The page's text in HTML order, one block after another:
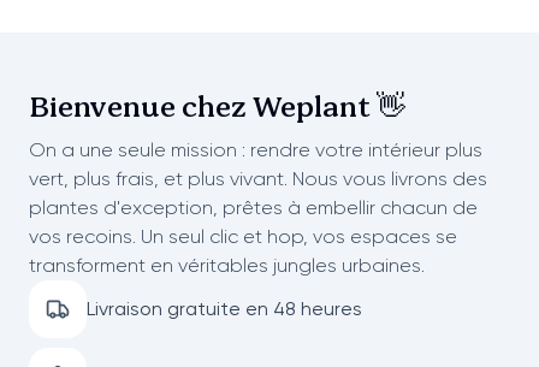
Bienvenue chez Weplant 👋
On a une seule mission : rendre votre intérieur plus
vert, plus frais, et plus vivant. Nous vous livrons des
plantes d'exception, prêtes à embellir chacun de
vos recoins. Un seul clic et hop, vos espaces se
transforment en véritables jungles urbaines.
Livraison gratuite en 48 heures